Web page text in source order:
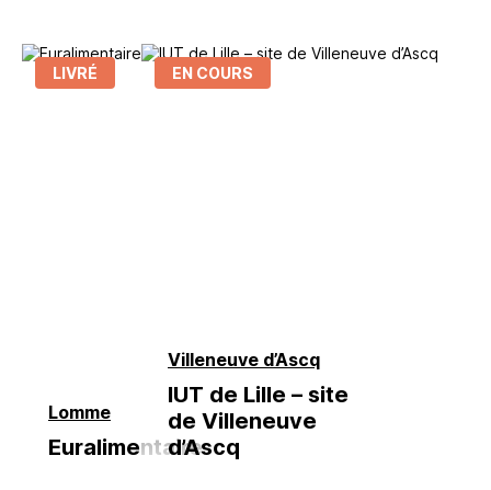
LIVRÉ
Lomme
Euralimentaire
EN COURS
Villeneuve d’Ascq
IUT de Lille – site
de Villeneuve
d’Ascq